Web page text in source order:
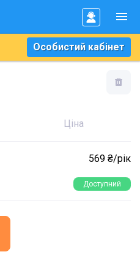
Особистий кабінет
Ціна
569 ₴/рік
Доступний